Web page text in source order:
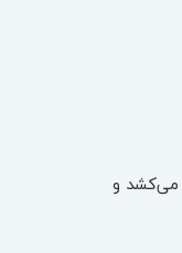
می‌کشد و